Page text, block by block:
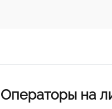
Операторы на